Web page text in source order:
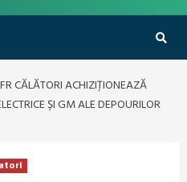
CĂLĂTORI ACHIZIȚIONEAZĂ
ȘI GM ALE DEPOURILOR